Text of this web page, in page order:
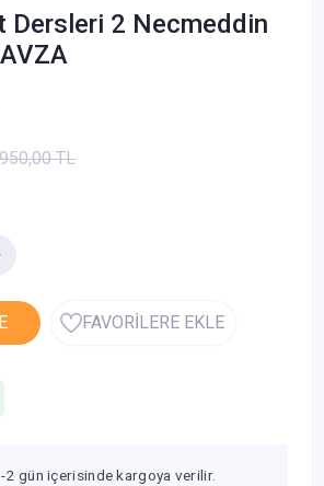
Dersleri 2 Necmeddin
950,00 TL
FAVORİLERE EKLE
2 gün içerisinde kargoya verilir.